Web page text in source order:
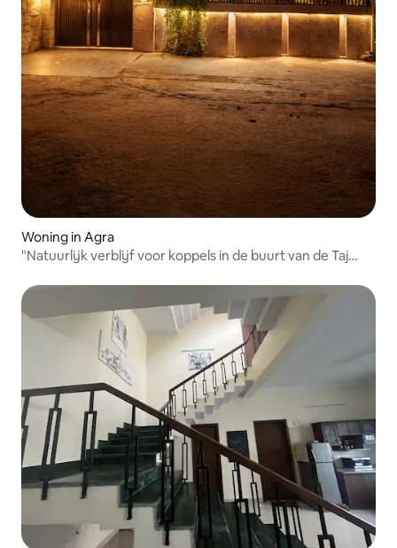
Woning in Agra
"Natuurlijk verblijf voor koppels in de buurt van de Taj